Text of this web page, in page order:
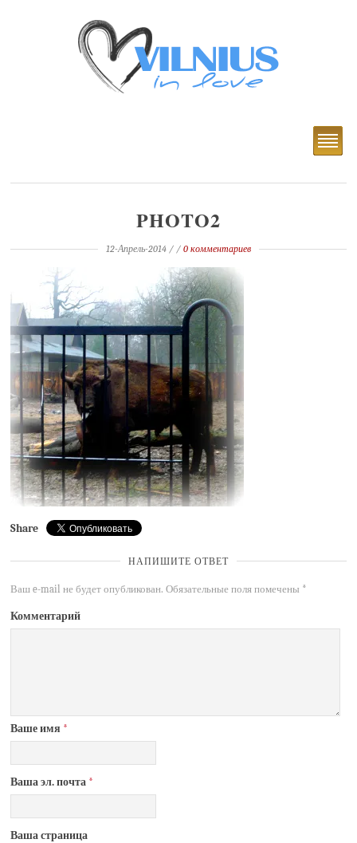
PHOTO2
12-Апрель-2014/ / 0 комментариев
Share
НАПИШИТЕ ОТВЕТ
Ваш e-mail не будет опубликован. Обязательные поля помечены *
Комментарий
Ваше имя *
Ваша эл. почта *
Ваша страница